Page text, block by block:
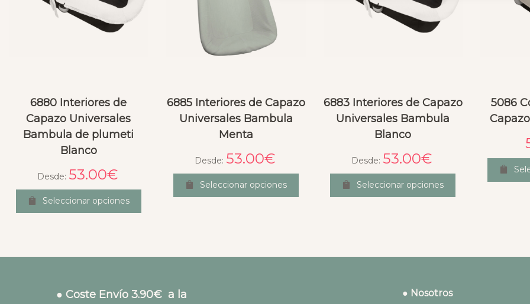
6880 Interiores de
Capazo Universales
Bambula de plumeti
Blanco
Desde: 53.00€
Seleccionar opciones
6885 Interiores de Capazo
Universales Bambula
Menta
Desde: 53.00€
Seleccionar opciones
6883 Interiores de Capazo
Universales Bambula
Blanco
Desde: 53.00€
Seleccionar opciones
5086
● Coste Envío 3.90€ a la
● Nosotros